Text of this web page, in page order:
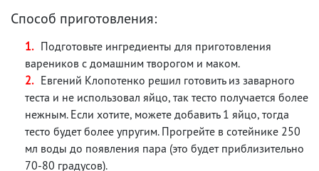
Способ приготовления:
Подготовьте ингредиенты для приготовления
вареников с домашним творогом и маком.
Евгений Клопотенко решил готовить из заварного
теста и не использовал яйцо, так тесто получается более
нежным. Если хотите, можете добавить 1 яйцо, тогда
тесто будет более упругим. Прогрейте в сотейнике 250
мл воды до появления пара (это будет приблизительно
70-80 градусов).